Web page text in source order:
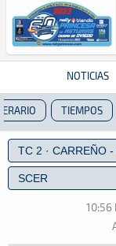
NOTICIAS
TIEMPOS
10:56